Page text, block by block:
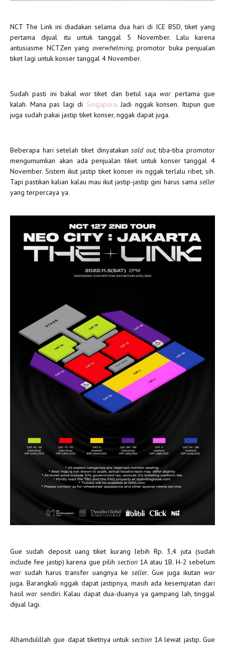
NCT The Link ini diadakan selama dua hari di ICE BSD, tiket yang
pertama dijual itu untuk tanggal 5 November. Lalu karena
antusiasme NCTZen yang overwhelming, promotor buka penjualan
tiket lagi untuk konser tanggal 4 November.
Sudah pasti ini bakalwartiket dan betul sajawarpertama gue
kalah. Mana pas lagi di Singapura. Jadi nggak konsen. Itupun gue
juga sudah pakai jastip tiket konser, nggak dapat juga.
Beberapa hari setelah tiket dinyatakansold out, tiba-tiba promotor
mengumumkan akan ada penjualan tiket untuk konser tanggal 4
November. Sistem ikut jastip tiket konser ini nggak terlalu ribet, sih.
Tapi pastikan kalian kalau mau ikut jastip-jastip gini harus sama seller
yang terpercaya ya.
Gue sudah deposit uang tiket kurang lebih Rp. 3,4 juta (sudah
include fee jastip) karena gue pilih section1A atau 1B. H-2 sebelum
warsudah harus transfer uangnya ke seller. Gue juga ikutan war
juga. Barangkali nggak dapat jastipnya, masih ada kesempatan dari
hasilwarsendiri. Kalau dapat dua-duanya ya gampang lah, tinggal
dijual lagi.
Alhamdulillah gue dapat tiketnya untuk section1A lewat jastip. Gue